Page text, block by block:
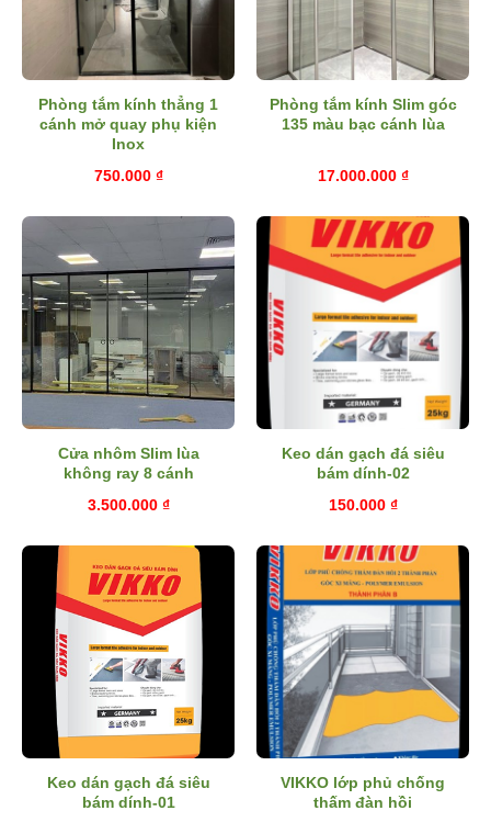
Phòng tắm kính thẳng 1
cánh mở quay phụ kiện
Inox
750.000 ₫
Phòng tắm kính Slim góc
135 màu bạc cánh lùa
17.000.000 ₫
Cửa nhôm Slim lùa
không ray 8 cánh
3.500.000 ₫
Keo dán gạch đá siêu
bám dính-02
150.000 ₫
Keo dán gạch đá siêu
bám dính-01
VIKKO lớp phủ chống
thấm đàn hồi